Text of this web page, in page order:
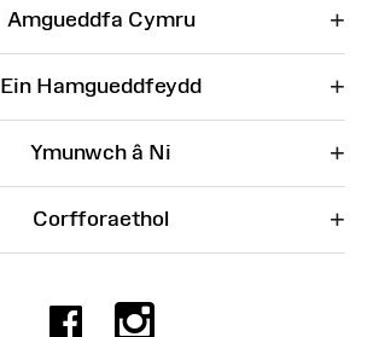
Amgueddfa Cymru +
Ein Hamgueddfeydd +
Ymunwch â Ni +
Corfforaethol +
Facebook